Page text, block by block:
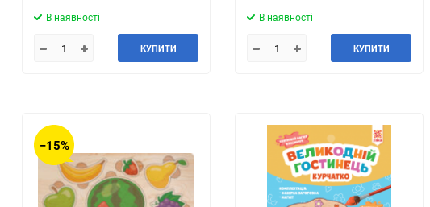
В наявності
КУПИТИ
В наявності
КУПИТИ
−15%